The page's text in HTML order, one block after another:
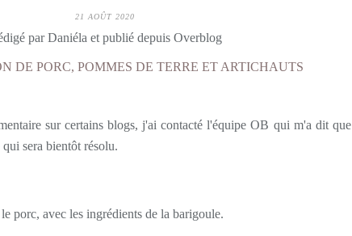
21 AOÛT 2020
par Daniéla et publié depuis Overblog
sur certains blogs, j'ai contacté l'équipe OB qui m'a dit que
sera bientôt résolu.
porc, avec les ingrédients de la barigoule.